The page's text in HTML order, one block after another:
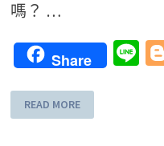
嗎？ …
Share
READ MORE